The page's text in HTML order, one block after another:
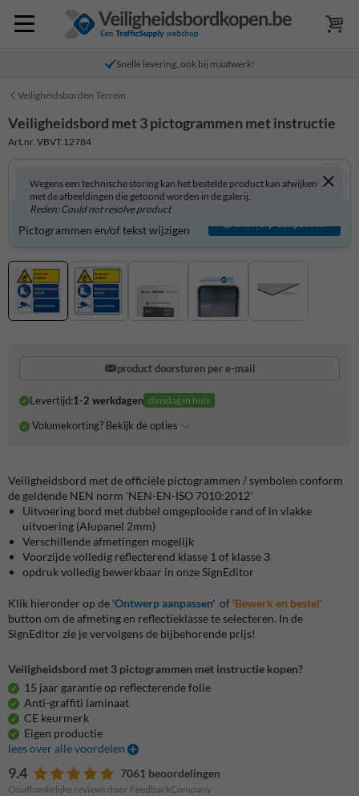
Snelle levering, ook bij maatwerk!
Veiligheidsborden Terrein
Veiligheidsbord met 3 pictogrammen met instructie
Art.nr. VBVT.12784
Wegens een technische storing kan het bestelde product kan afwijken
met de afbeeldingen die getoond worden in de galerij.
Reden: Could not resolve product
Veiligheidsbord zelf aanpassen?
Pictogrammen en/of tekst wijzigen
Ontwerp aanpassen
product doorsturen per e-mail
Levertijd:1-2 werkdagen dinsdag in huis
Volumekorting? Bekijk de opties
Veiligheidsbord met de officiële pictogrammen / symbolen conform
de geldende NEN norm 'NEN-EN-ISO 7010:2012'
Uitvoering bord met dubbel omgeplooide rand of in vlakke
uitvoering (Alupanel 2mm)
Verschillende afmetingen mogelijk
Voorzijde volledig reflecterend klasse 1 of klasse 3
opdruk volledig bewerkbaar in onze SignEditor
Klik hieronder op de 'Ontwerp aanpassen' of 'Bewerk en bestel'
button om de afmeting en reflectieklasse te selecteren. In de
SignEditor zie je vervolgens de bijbehorende prijs!
Veiligheidsbord met 3 pictogrammen met instructie kopen?
15 jaar garantie op reflecterende folie
Anti-graffiti laminaat
CE keurmerk
Eigen productie
lees over alle voordelen
9.4 7061 beoordelingen
Onafhankelijke reviews door FeedbackCompany